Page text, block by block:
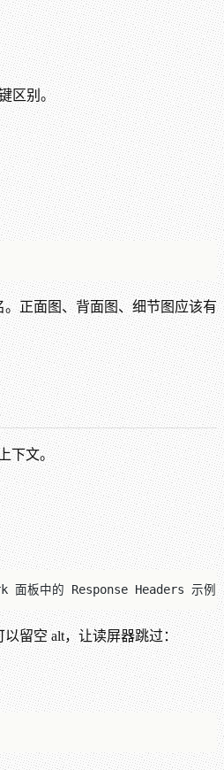
区别。
正面图、背面图、细节图应该有
下文。
面板中的 Response Headers 示例
留空 alt，让读屏器跳过：